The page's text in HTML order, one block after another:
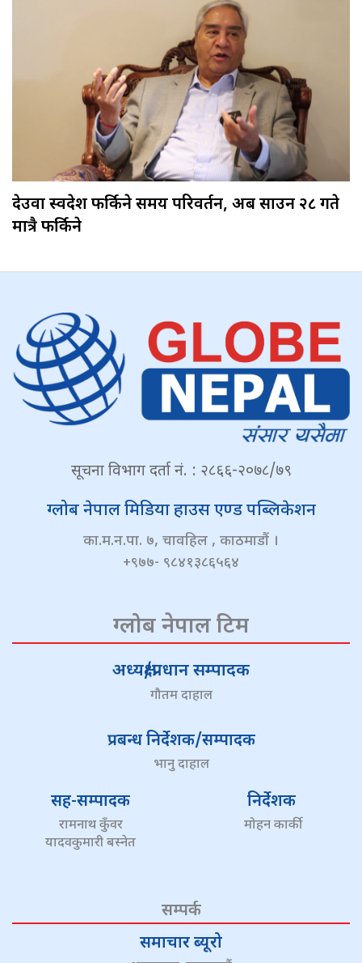
देउवा स्वदेश फर्किने समय परिवर्तन, अब साउन २८ गते
मात्रै फर्किने
सूचना विभाग दर्ता नं. : २८६६-२०७८/७९
ग्लोब नेपाल मिडिया हाउस एण्ड पब्लिकेशन
का.म.न.पा. ७, चावहिल , काठमाडौं ।
+९७७- ९८४१३८६५६४
ग्लोब नेपाल टिम
अध्यक्ष/प्रधान सम्पादक
गौतम दाहाल
प्रबन्ध निर्देशक/सम्पादक
भानु दाहाल
सह-सम्पादक
रामनाथ कुँवर
यादवकुमारी बस्नेत
निर्देशक
मोहन कार्की
सम्पर्क
समाचार ब्यूरो